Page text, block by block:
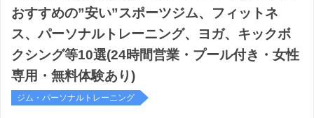
おすすめの”安い”スポーツジム、フィットネ
ス、パーソナルトレーニング、ヨガ、キックボ
クシング等10選(24時間営業・プール付き・女性
専用・無料体験あり)
ジム・パーソナルトレーニング